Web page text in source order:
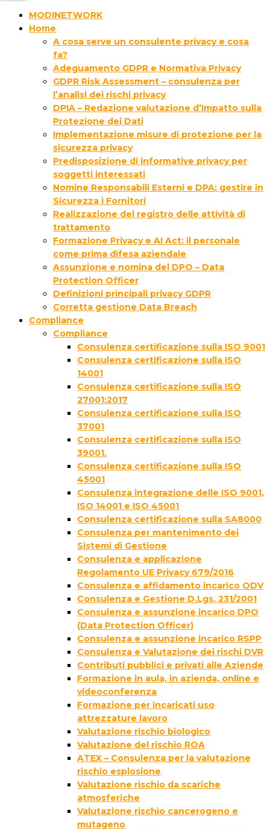
MODINETWORK
Home
A cosa serve un consulente privacy e cosa
fa?
Adeguamento GDPR e Normativa Privacy
GDPR Risk Assessment – consulenza per
l’analisi dei rischi privacy
DPIA – Redazione valutazione d’Impatto sulla
Protezione dei Dati
Implementazione misure di protezione per la
sicurezza privacy
Predisposizione di informative privacy per
soggetti interessati
Nomine Responsabili Esterni e DPA: gestire in
Sicurezza i Fornitori
Realizzazione del registro delle attività di
trattamento
Formazione Privacy e AI Act: il personale
come prima difesa aziendale
Assunzione e nomina del DPO – Data
Protection Officer
Definizioni principali privacy GDPR
Corretta gestione Data Breach
Compliance
Compliance
Consulenza certificazione sulla ISO 9001
Consulenza certificazione sulla ISO
14001
Consulenza certificazione sulla ISO
27001:2017
Consulenza certificazione sulla ISO
37001
Consulenza certificazione sulla ISO
39001.
Consulenza certificazione sulla ISO
45001
Consulenza integrazione delle ISO 9001,
ISO 14001 e ISO 45001
Consulenza certificazione sulla SA8000
Consulenza per mantenimento dei
Sistemi di Gestione
Consulenza e applicazione
Regolamento UE Privacy 679/2016
Consulenza e affidamento incarico ODV
Consulenza e Gestione D.Lgs. 231/2001
Consulenza e assunzione incarico DPO
(Data Protection Officer)
Consulenza e assunzione incarico RSPP
Consulenza e Valutazione dei rischi DVR
Contributi pubblici e privati alle Aziende
Formazione in aula, in azienda, online e
videoconferenza
Formazione per incaricati uso
attrezzature lavoro
Valutazione rischio biologico
Valutazione del rischio ROA
ATEX – Consulenza per la valutazione
rischio esplosione
Valutazione rischio da scariche
atmosferiche
Valutazione rischio cancerogeno e
mutageno